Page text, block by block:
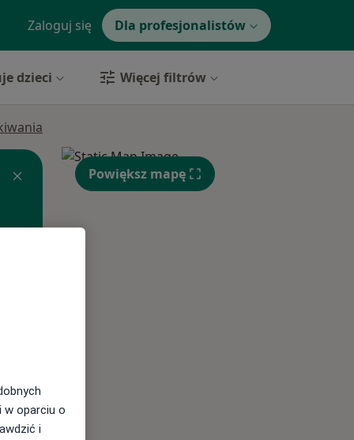
Zaloguj się Dla profesjonalistów
dzieci Więcej filtrów
Powiększ mapę
w oparciu o
i